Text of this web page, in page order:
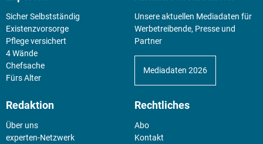
Sicher Selbstständig
Existenz­vorsorge
Pflege versichert
4 Wände
Chefsache
Fürs Alter
Unsere aktuellen Mediadaten für
Werbetreibende, Presse und
Partner
Mediadaten 2026
Redaktion
Über uns
experten-Netzwerk
Rechtliches
Abo
Kontakt